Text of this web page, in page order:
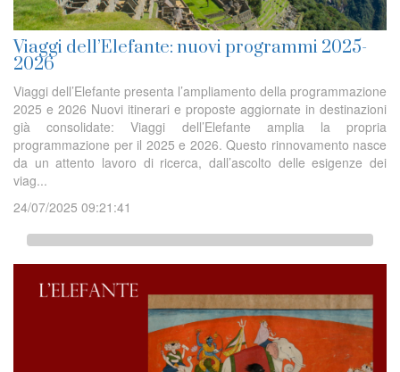
Viaggi dell’Elefante: nuovi programmi 2025-
2026
Viaggi dell’Elefante presenta l’ampliamento della programmazione
2025 e 2026 Nuovi itinerari e proposte aggiornate in destinazioni
già consolidate: Viaggi dell’Elefante amplia la propria
programmazione per il 2025 e 2026. Questo rinnovamento nasce
da un attento lavoro di ricerca, dall’ascolto delle esigenze dei
viag...
24/07/2025 09:21:41